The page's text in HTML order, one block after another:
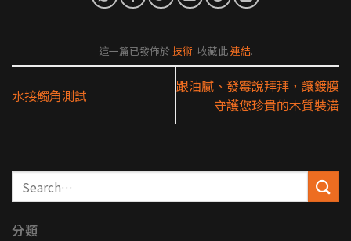
這一篇已發佈於 技術. 收藏此連結.
水接觸角測試
跟油膩、發霉說拜拜，讓鍍膜
守護您珍貴的木質裝潢
分類